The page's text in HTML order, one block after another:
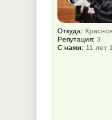
Откуда:
Репутация: 3
С нами: 11 лет